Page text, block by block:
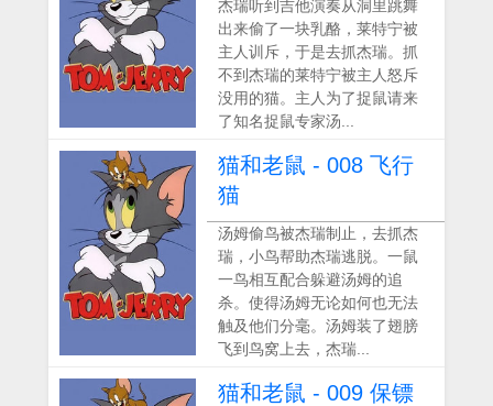
杰瑞听到吉他演奏从洞里跳舞
出来偷了一块乳酪，莱特宁被
主人训斥，于是去抓杰瑞。抓
不到杰瑞的莱特宁被主人怒斥
没用的猫。主人为了捉鼠请来
了知名捉鼠专家汤...
猫和老鼠 - 008 飞行
猫
汤姆偷鸟被杰瑞制止，去抓杰
瑞，小鸟帮助杰瑞逃脱。一鼠
一鸟相互配合躲避汤姆的追
杀。使得汤姆无论如何也无法
触及他们分毫。汤姆装了翅膀
飞到鸟窝上去，杰瑞...
猫和老鼠 - 009 保镖